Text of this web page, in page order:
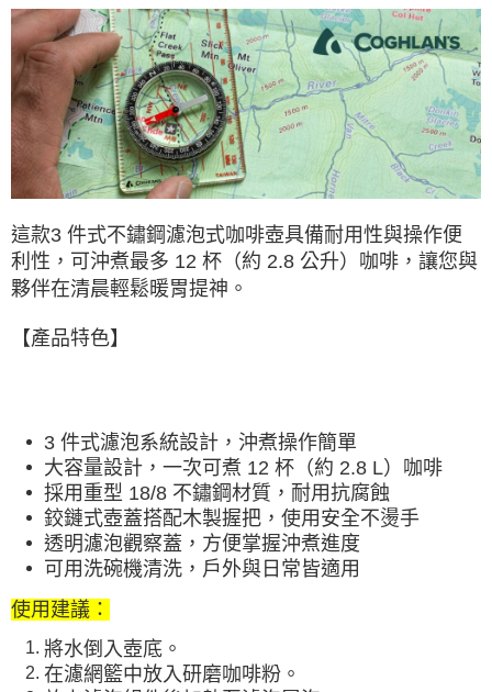
每筆NT$60，滿NT$490(含以上)免運費
7-11取貨付款
每筆NT$60，滿NT$490(含以上)免運費
付款後7-11取貨
每筆NT$60，滿NT$490(含以上)免運費
宅配
每筆NT$80，滿NT$490(含以上)免運費
離島宅配
付款後門市自取
這款3 件式不鏽鋼濾泡式咖啡壺具備耐用性與操作便
利性，可沖煮最多 12 杯（約 2.8 公升）咖啡，讓您與
夥伴在清晨輕鬆暖胃提神。
【產品特色】
3 件式濾泡系統設計，沖煮操作簡單
大容量設計，一次可煮 12 杯（約 2.8 L）咖啡
採用重型 18/8 不鏽鋼材質，耐用抗腐蝕
鉸鏈式壺蓋搭配木製握把，使用安全不燙手
透明濾泡觀察蓋，方便掌握沖煮進度
可用洗碗機清洗，戶外與日常皆適用
使用建議：
將水倒入壺底。
在濾網籃中放入研磨咖啡粉。